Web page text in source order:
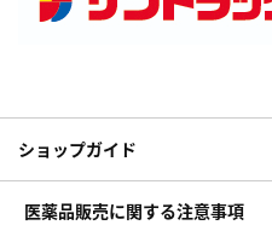
ショップガイド
医薬品販売に関する注意事項